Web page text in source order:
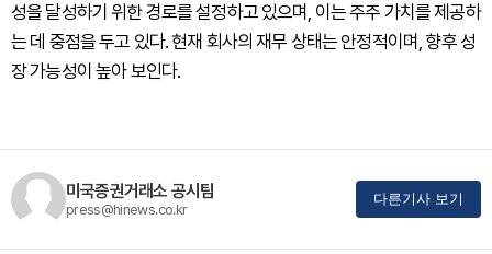
성을 달성하기 위한 경로를 설정하고 있으며, 이는 주주 가치를 제공하
는 데 중점을 두고 있다. 현재 회사의 재무 상태는 안정적이며, 향후 성
장 가능성이 높아 보인다.
미국증권거래소 공시팀
press@hinews.co.kr
다른기사 보기